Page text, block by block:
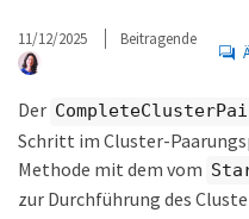
11/12/2025 Beitragende
Der
Schritt im Cluster-
Methode mit dem vom
zur Durchführung des